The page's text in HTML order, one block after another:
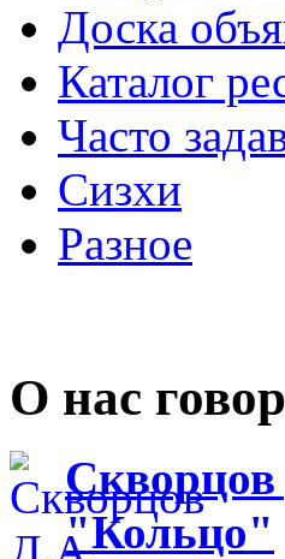
Доска
Каталог
Часто
Сизхи
Разное
О нас
"Кольцо"